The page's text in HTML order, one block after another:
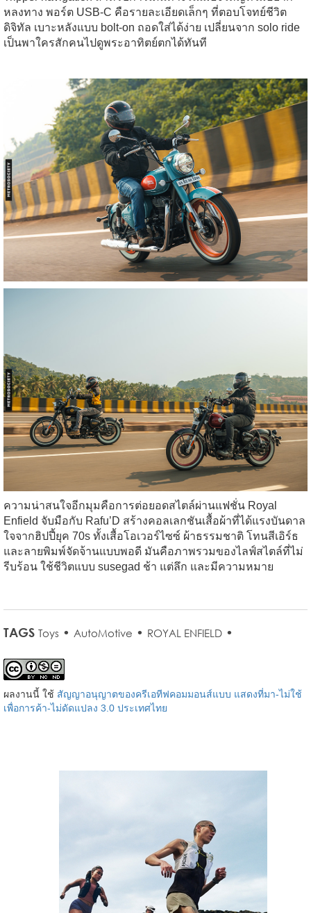
หลงทาง พอร์ต USB-C คือรายละเอียดเล็กๆ ที่ตอบโจทย์ชีวิต
ดิจิทัล เบาะหลังแบบ bolt-on ถอดใส่ได้ง่าย เปลี่ยนจาก solo ride
เป็นพาใครสักคนไปดูพระอาทิตย์ตกได้ทันที
ความน่าสนใจอีกมุมคือการต่อยอดสไตล์ผ่านแฟชั่น Royal
Enfield จับมือกับ Rafu’D สร้างคอลเลกชันเสื้อผ้าที่ได้แรงบันดาล
ใจจากฮิปปี้ยุค 70s ทั้งเสื้อโอเวอร์ไซซ์ ผ้าธรรมชาติ โทนสีเอิร์ธ
และลายพิมพ์จัดจ้านแบบพอดี มันคือภาพรวมของไลฟ์สไตล์ที่ไม่
รีบร้อน ใช้ชีวิตแบบ susegad ช้า แต่ลึก และมีความหมาย
TAGS Toys • AutoMotive • ROYAL ENFIELD •
ผลงานนี้ ใช้ สัญญาอนุญาตของครีเอทีฟคอมมอนส์แบบ แสดงที่มา-ไม่ใช้
เพื่อการค้า-ไม่ดัดแปลง 3.0 ประเทศไทย